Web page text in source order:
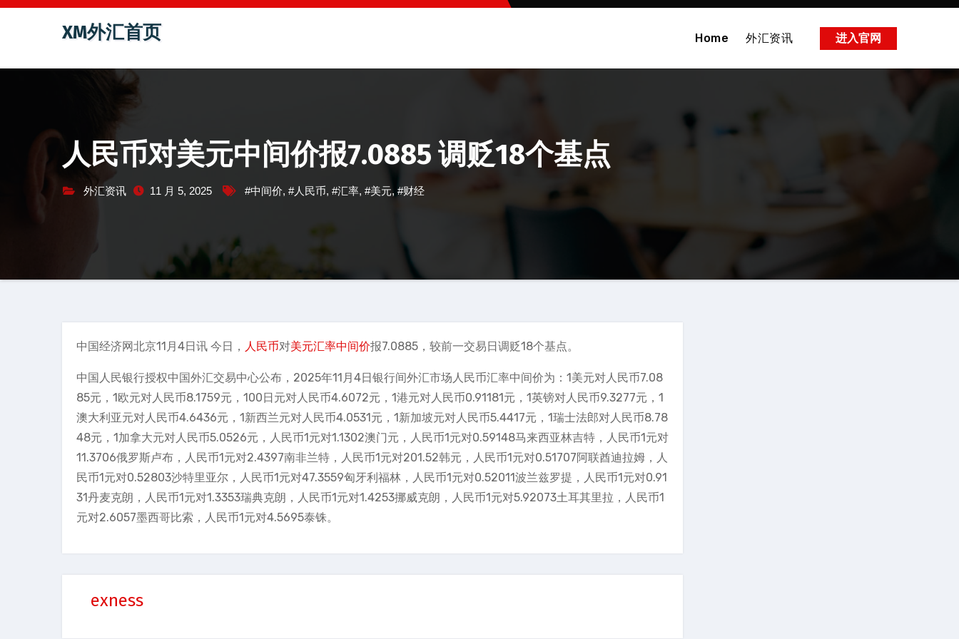
跳
容
XM外汇首页 Home 外汇资讯 进入官网
人民币对美元中间价报7.0885 调贬18个基点
外汇资讯 11 月 5, 2025 #中间价, #人民币, #汇率, #美元, #财经
中国经济网北京11月4日讯 今日， 人民币对美元汇率中间价报7.0885，较前一交易日调贬18个基点。
中国人民银行授权中国外汇交易中心公布，2025年11月4日银行间外汇市场人民币汇率中间价为：1美元对人民币7.08
85元，1欧元对人民币8.1759元，100日元对人民币4.6072元，1港元对人民币0.91181元，1英镑对人民币9.3277元，1
澳大利亚元对人民币4.6436元，1新西兰元对人民币4.0531元，1新加坡元对人民币5.4417元，1瑞士法郎对人民币8.78
48元，1加拿大元对人民币5.0526元，人民币1元对1.1302澳门元，人民币1元对0.59148马来西亚林吉特，人民币1元对
11.3706俄罗斯卢布，人民币1元对2.4397南非兰特，人民币1元对201.52韩元，人民币1元对0.51707阿联酋迪拉姆，人
民币1元对0.52803沙特里亚尔，人民币1元对47.3559匈牙利福林，人民币1元对0.52011波兰兹罗提，人民币1元对0.91
31丹麦克朗，人民币1元对1.3353瑞典克朗，人民币1元对1.4253挪威克朗，人民币1元对5.92073土耳其里拉，人民币1
元对2.6057墨西哥比索，人民币1元对4.5695泰铢。
exness